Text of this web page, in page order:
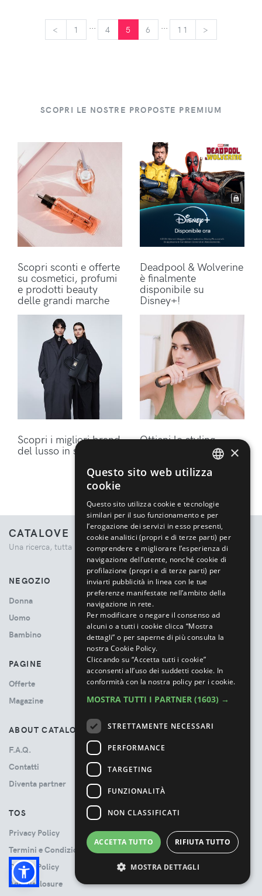
< 1 ... 4 5 6 ... 11 >
SCOPRI LE NOSTRE PROPOSTE PREMIUM
Scopri sconti e offerte
su cosmetici, profumi
e prodotti beauty
delle grandi marche
Deadpool & Wolverine
è finalmente
disponibile su
Disney+!
Scopri i migliori brand
del lusso in sconto
Ottieni lo styling
perfetto per i tuoi
accessori Dyson
CATALOVE
Una ricerca, tutta la moda.
NEGOZIO
Donna
Uomo
Bambino
PAGINE
Offerte
Magazine
ABOUT CATALOVE
F.A.Q.
Contatti
Diventa partner
TOS
Privacy Policy
Termini e Condizioni
Cookie Policy
Ads Disclosure
×
Questo sito web utilizza
cookie
Questo sito utilizza cookie e tecnologie
similari per il suo funzionamento e per
l’erogazione dei servizi in esso presenti,
cookie analitici (propri e di terze parti) per
comprendere e migliorare l’esperienza di
navigazione dell’utente, nonché cookie di
profilazione (propri e di terze parti) per
inviarti pubblicità in linea con le tue
preferenze manifestate nell’ambito della
navigazione in rete.
Per modificare o negare il consenso ad
alcuni o a tutti i cookie clicca “Mostra
dettagli” o per saperne di più consulta la
nostra Cookie Policy.
Cliccando su “Accetta tutti i cookie”
acconsenti all’uso dei suddetti cookie. In
conformità con la nostra policy per i cookie.
MOSTRA TUTTI I PARTNER (1603) →
STRETTAMENTE NECESSARI
PERFORMANCE
TARGETING
FUNZIONALITÀ
NON CLASSIFICATI
ACCETTA TUTTO RIFIUTA TUTTO
MOSTRA DETTAGLI